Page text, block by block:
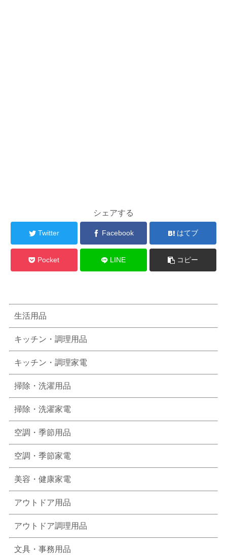
シェアする
Twitter Facebook はてブ
Pocket LINE コピー
生活用品
キッチン・調理用品
キッチン・調理家電
掃除・洗濯用品
掃除・洗濯家電
空調・季節用品
空調・季節家電
美容・健康家電
アウトドア用品
アウトドア調理用品
文具・事務用品